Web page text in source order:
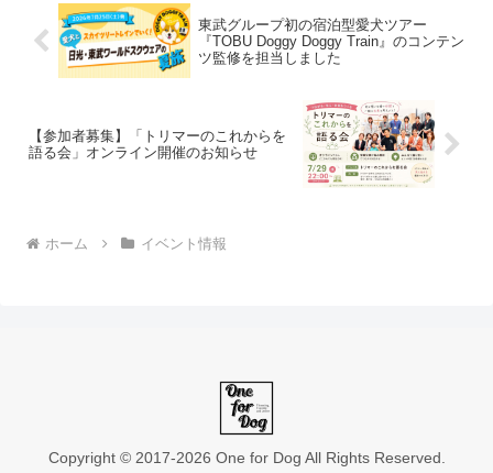
東武グループ初の宿泊型愛犬ツアー
『TOBU Doggy Doggy Train』のコンテン
ツ監修を担当しました
【参加者募集】「トリマーのこれからを
語る会」オンライン開催のお知らせ
ホーム イベント情報
Copyright © 2017-2026 One for Dog All Rights Reserved.